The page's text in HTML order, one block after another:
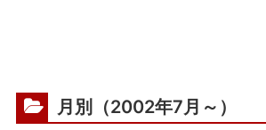
月別（2002年7月～）